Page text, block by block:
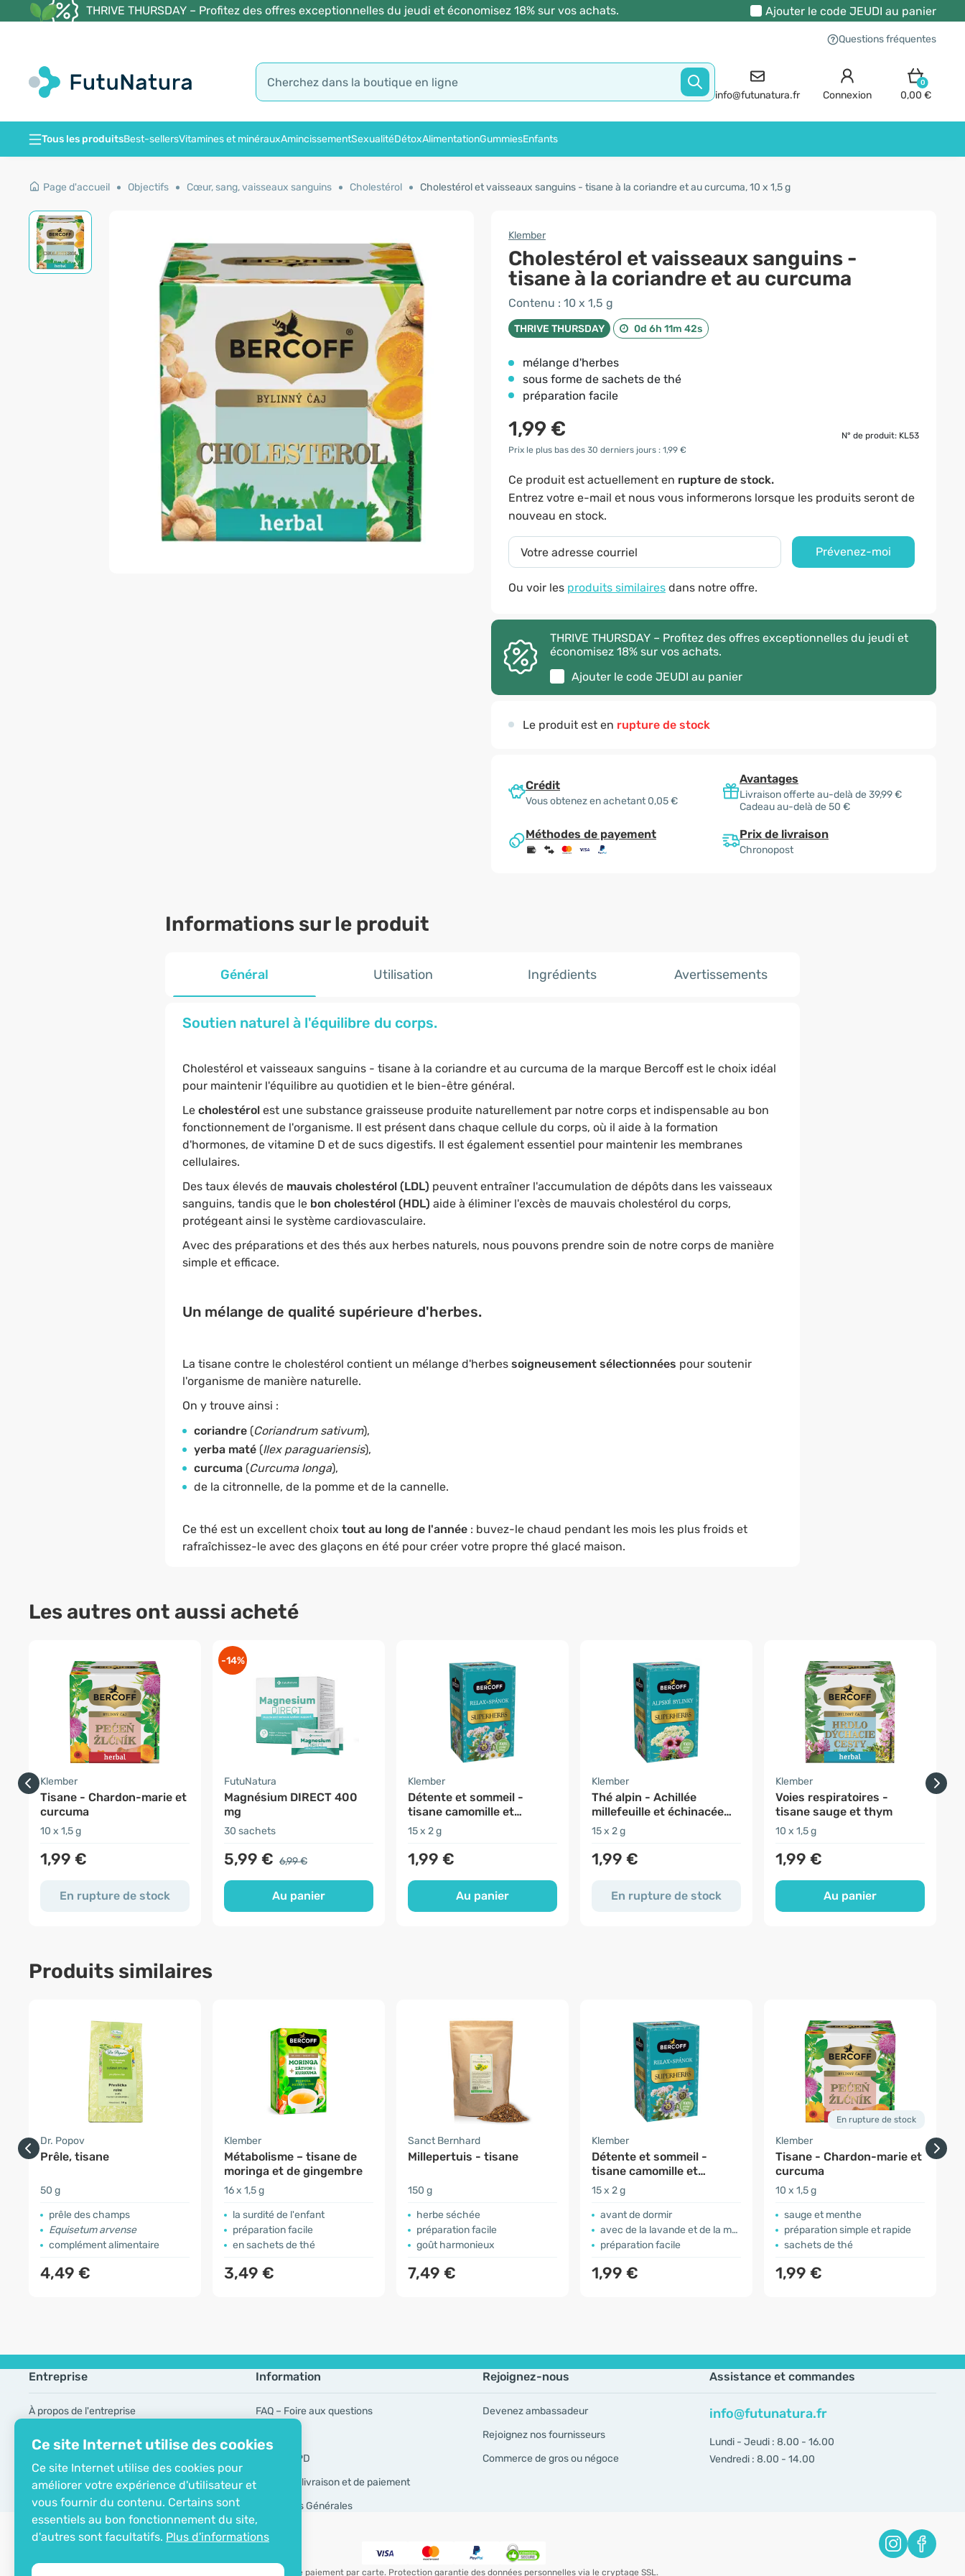
Ce site Internet utilise des cookies
Ce site Internet utilise des cookies pour
améliorer votre expérience d'utilisateur et
vous fournir du contenu. Certains sont
essentiels au bon fonctionnement du site,
d'autres sont facultatifs. Plus d'informations
THRIVE THURSDAY – Profitez des offres exceptionnelles du jeudi et économisez 18% sur vos achats. Ajouter le code JEUDI au panier
Questions fréquentes
info@futunatura.fr Connexion
0
0,00 €
Tous les produitsBest-sellersVitamines et minérauxAmincissementSexualitéDétoxAlimentationGummiesEnfants
Page d'accueil Objectifs Cœur, sang, vaisseaux sanguins Cholestérol Cholestérol et vaisseaux sanguins - tisane à la coriandre et au curcuma, 10 x 1,5 g
Klember
Cholestérol et vaisseaux sanguins -
tisane à la coriandre et au curcuma
Contenu : 10 x 1,5 g
THRIVE THURSDAY 0d 6h 11m 41s
mélange d'herbes
sous forme de sachets de thé
préparation facile
1,99 €
N° de produit: KL53
Prix le plus bas des 30 derniers jours : 1,99 €
Ce produit est actuellement en rupture de stock.
Entrez votre e-mail et nous vous informerons lorsque les produits seront de
nouveau en stock.
Prévenez-moi
Ou voir les produits similaires dans notre offre.
THRIVE THURSDAY – Profitez des offres exceptionnelles du jeudi et
économisez 18% sur vos achats.
Ajouter le code JEUDI au panier
Le produit est en rupture de stock
Crédit
Vous obtenez en achetant 0,05 €
Avantages
Livraison offerte au-delà de 39,99 €
Cadeau au-delà de 50 €
Méthodes de payement Prix de livraison
Chronopost
Informations sur le produit
Général Utilisation Ingrédients Avertissements
Soutien naturel à l'équilibre du corps.
Cholestérol et vaisseaux sanguins - tisane à la coriandre et au curcuma de la marque Bercoff est le choix idéal
pour maintenir l'équilibre au quotidien et le bien-être général.
Le cholestérolest une substance graisseuse produite naturellement par notre corps et indispensable au bon
fonctionnement de l'organisme. Il est présent dans chaque cellule du corps, où il aide à la formation
d'hormones, de vitamine D et de sucs digestifs. Il est également essentiel pour maintenir les membranes
cellulaires.
Des taux élevés de mauvais cholestérol (LDL) peuvent entraîner l'accumulation de dépôts dans les vaisseaux
sanguins, tandis que le bon cholestérol (HDL) aide à éliminer l'excès de mauvais cholestérol du corps,
protégeant ainsi le système cardiovasculaire.
Avec des préparations et des thés aux herbes naturels, nous pouvons prendre soin de notre corps de manière
simple et efficace.
Un mélange de qualité supérieure d'herbes.
La tisane contre le cholestérol contient un mélange d'herbes soigneusement sélectionnées pour soutenir
l'organisme de manière naturelle.
On y trouve ainsi :
coriandre(Coriandrum sativum),
yerba maté(Ilex paraguariensis),
curcuma(Curcuma longa),
de la citronnelle, de la pomme et de la cannelle.
Ce thé est un excellent choix tout au long de l'année : buvez-le chaud pendant les mois les plus froids et
rafraîchissez-le avec des glaçons en été pour créer votre propre thé glacé maison.
Les autres ont aussi acheté
Klember
Tisane - Chardon-marie et
curcuma
10 x 1,5 g
1,99 €
En rupture de stock
-14%
FutuNatura
Magnésium DIRECT 400
mg
30 sachets
5,99 € 6,99 €
Au panier
Klember
Détente et sommeil -
tisane camomille et
valériane
15 x 2 g
1,99 €
Au panier
Klember
Thé alpin - Achillée
millefeuille et échinacée
pourpre
15 x 2 g
1,99 €
En rupture de stock
Klember
Voies respiratoires -
tisane sauge et thym
10 x 1,5 g
1,99 €
Au panier
Produits similaires
Dr. Popov
Prêle, tisane
50 g
prêle des champs
Equisetum arvense
complément alimentaire
4,49 €
Klember
Métabolisme – tisane de
moringa et de gingembre
16 x 1,5 g
la surdité de l'enfant
préparation facile
en sachets de thé
3,49 €
Sanct Bernhard
Millepertuis - tisane
150 g
herbe séchée
préparation facile
goût harmonieux
7,49 €
Klember
Détente et sommeil -
tisane camomille et
valériane
15 x 2 g
avant de dormir
avec de la lavande et de la mélisse
préparation facile
1,99 €
En rupture de stock
Klember
Tisane - Chardon-marie et
curcuma
10 x 1,5 g
sauge et menthe
préparation simple et rapide
sachets de thé
1,99 €
Entreprise
À propos de l'entreprise
Information
FAQ – Foire aux questions
Outils RGPD
Modes de livraison et de paiement
Conditions Générales
Rejoignez-nous
Devenez ambassadeur
Rejoignez nos fournisseurs
Commerce de gros ou négoce
Assistance et commandes
info@futunatura.fr
Lundi - Jeudi : 8.00 - 16.00
Vendredi : 8.00 - 14.00
Possibilité de paiement par carte. Protection garantie des données personnelles via le cryptage SSL.